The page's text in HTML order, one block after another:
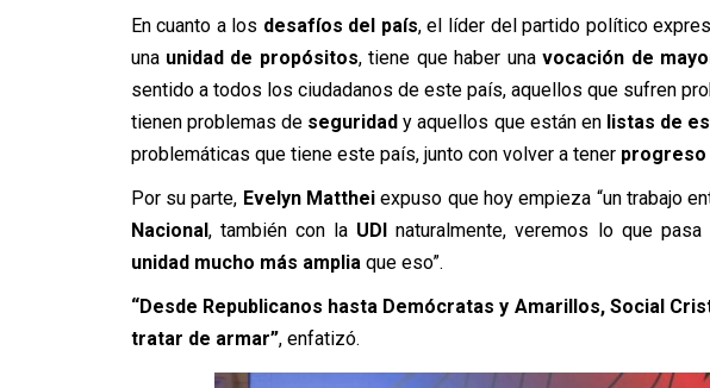
En cuanto a los desafíos del país, el líder del partido político
unaunidad de propósitos, tiene que haber unavocación de
sentido a todos los ciudadanos de este país, aquellos que sufren
tienen problemas de seguridad y aquellos que están en listas de
problemáticas que tiene este país, junto con volver a tenerprogreso
Por su parte, Evelyn Mattheiexpuso que hoy empieza “un trabajo
Nacional, también con la UDI naturalmente, veremos lo que pasa
unidad mucho más ampliaque eso”.
“Desde Republicanos hasta Demócratas y Amarillos, Social
tratar de armar”, enfatizó.